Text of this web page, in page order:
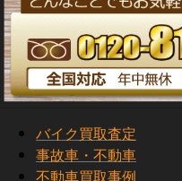
バイク買取査定
事故車・不動車
不動車買取事例